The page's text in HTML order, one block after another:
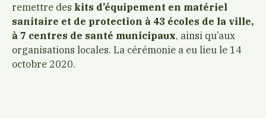
remettre des kits d’équipement en matériel
sanitaire et de protection à 43 écoles de la ville,
à 7 centres de santé municipaux, ainsi qu’aux
organisations locales. La cérémonie a eu lieu le 14
octobre 2020.